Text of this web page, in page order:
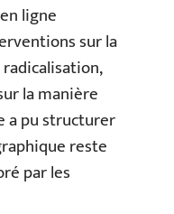
ligne
sur la
la manière
a pu structurer
reste
par les